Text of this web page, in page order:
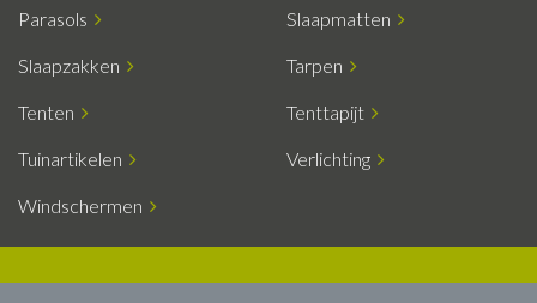
Parasols Slaapmatten
Slaapzakken Tarpen
Tenten Tenttapijt
Tuinartikelen Verlichting
Windschermen